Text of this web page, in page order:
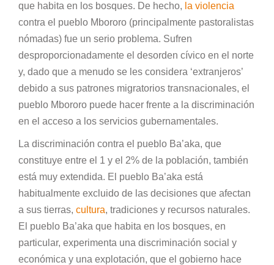
que habita en los bosques. De hecho, la violencia
contra el pueblo Mbororo (principalmente pastoralistas
nómadas) fue un serio problema. Sufren
desproporcionadamente el desorden cívico en el norte
y, dado que a menudo se les considera ‘extranjeros’
debido a sus patrones migratorios transnacionales, el
pueblo Mbororo puede hacer frente a la discriminación
en el acceso a los servicios gubernamentales.
La discriminación contra el pueblo Ba’aka, que
constituye entre el 1 y el 2% de la población, también
está muy extendida. El pueblo Ba’aka está
habitualmente excluido de las decisiones que afectan
a sus tierras, cultura, tradiciones y recursos naturales.
El pueblo Ba’aka que habita en los bosques, en
particular, experimenta una discriminación social y
económica y una explotación, que el gobierno hace